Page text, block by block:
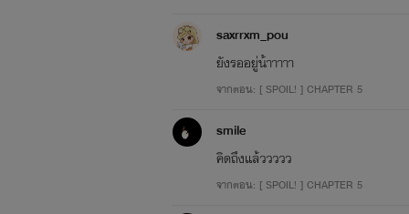
saxrrxm_pou
ยังรออยู่น้าาาาา
จากตอน: [ SPOIL! ] CHAPTER 5
smile
คิดถึงแล้ววววว
จากตอน: [ SPOIL! ] CHAPTER 5